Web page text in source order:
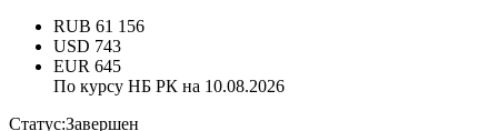
RUB 61 156
USD 743
EUR 645
По курсу НБ РК на 10.08.2026
Статус:Завершен